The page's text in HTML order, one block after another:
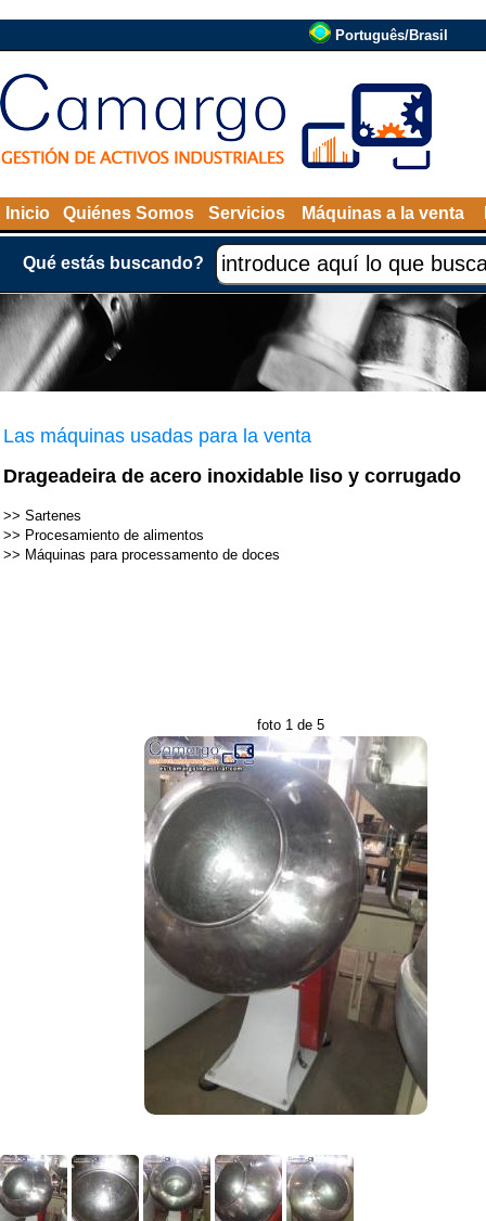
Português/Brasil
Inicio Quiénes Somos Servicios Máquinas a la venta
Qué estás buscando?
Las máquinas usadas para la venta
Drageadeira de acero inoxidable liso y corrugado
>> Sartenes
>> Procesamiento de alimentos
>> Máquinas para processamento de doces
foto 1 de 5